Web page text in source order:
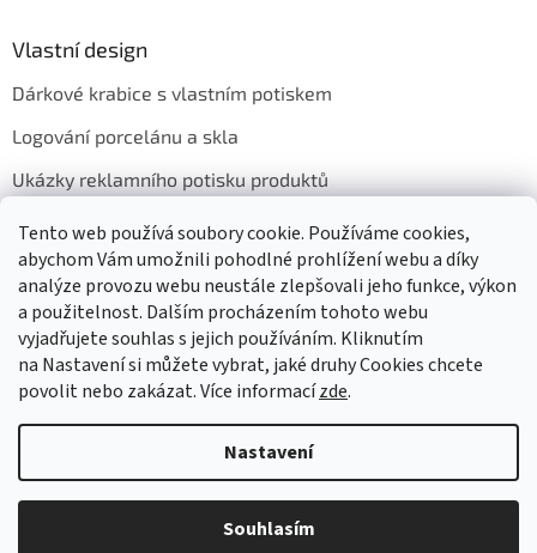
Tento web používá soubory cookie. Používáme cookies,
abychom Vám umožnili pohodlné prohlížení webu a díky
analýze provozu webu neustále zlepšovali jeho funkce, výkon
a použitelnost. Dalším procházením tohoto webu
vyjadřujete souhlas s jejich používáním. Kliknutím
na Nastavení si můžete vybrat, jaké druhy Cookies chcete
povolit nebo zakázat. Více informacízde.
Nastavení
Souhlasím
Vlastní design
Dárkové krabice s vlastním potiskem
Logování porcelánu a skla
Ukázky reklamního potisku produktů
Přijímáme online platby
Copyright 2026GASTRO HOLDING CANDOLA, s. r. o.. Všechna
práva vyhrazena.Upravit nastavení cookies